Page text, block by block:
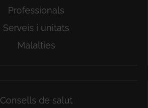
Professionals
Serveis i unitats
Malalties
Consells de salut